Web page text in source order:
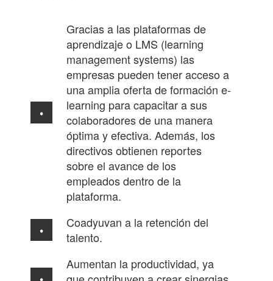
Gracias a las plataformas de
aprendizaje o LMS (learning
management systems) las
empresas pueden tener acceso a
una amplia oferta de formación e-
learning para capacitar a sus
colaboradores de una manera
óptima y efectiva. Además, los
directivos obtienen reportes
sobre el avance de los
empleados dentro de la
plataforma.
Coadyuvan a la retención del
talento.
Aumentan la productividad, ya